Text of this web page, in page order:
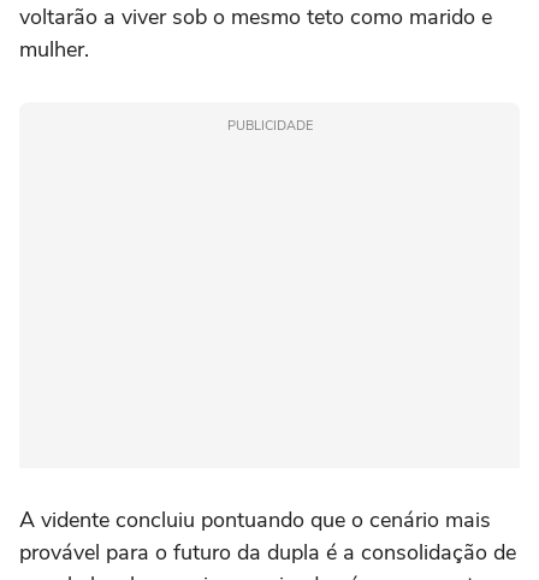
voltarão a viver sob o mesmo teto como marido e
mulher.
PUBLICIDADE
A vidente concluiu pontuando que o cenário mais
provável para o futuro da dupla é a consolidação de